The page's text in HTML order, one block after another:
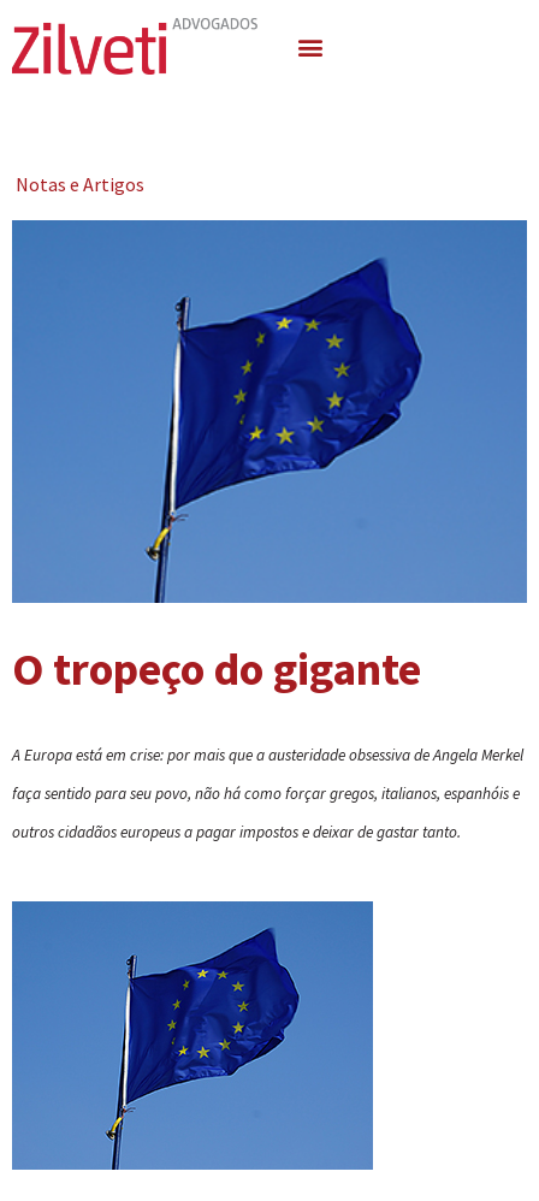
Notas e Artigos
O tropeço do gigante
A Europa está em crise: por mais que a austeridade obsessiva de Angela Merkel
faça sentido para seu povo, não há como forçar gregos, italianos, espanhóis e
outros cidadãos europeus a pagar impostos e deixar de gastar tanto.